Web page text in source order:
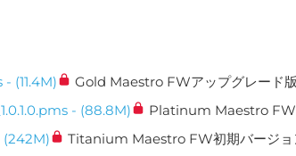
(11.4M)
Gold Maestro FWアップグレード版
- (88.8M)
Platinum Maestro FW
(242M)
Titanium Maestro FW初期バージョ